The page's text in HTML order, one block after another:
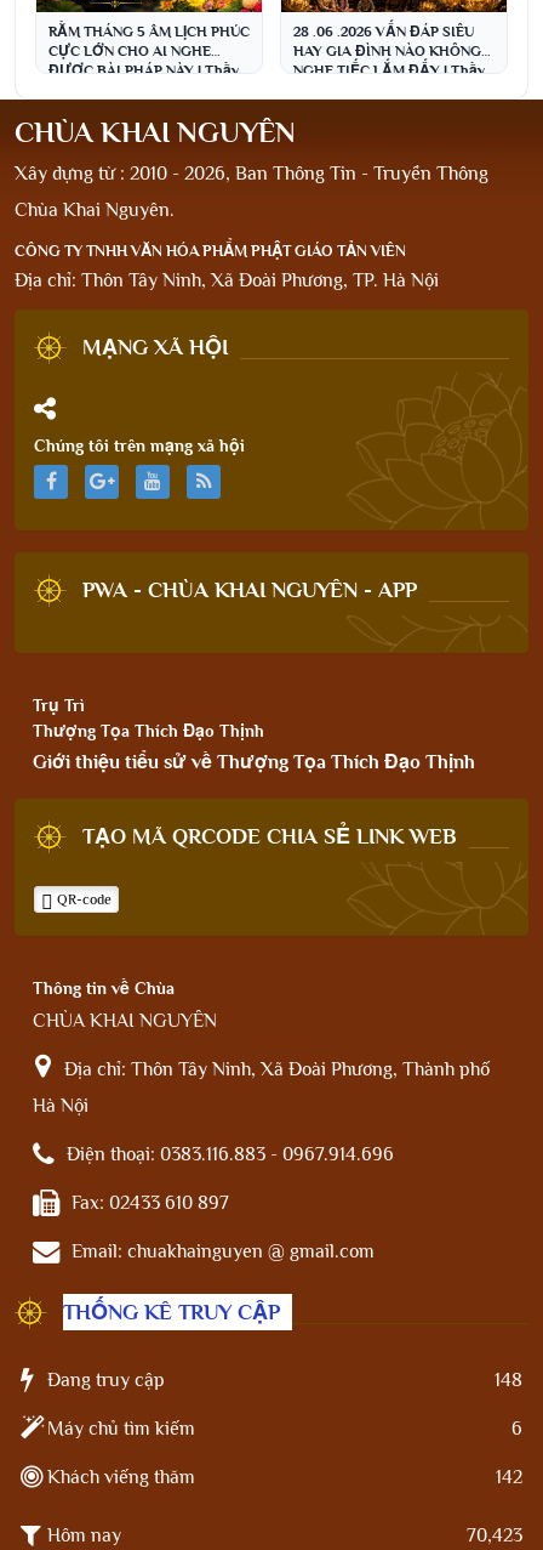
RẰM THÁNG 5 ÂM LỊCH PHÚC
CỰC LỚN CHO AI NGHE
ĐƯỢC BÀI PHÁP NÀY | Thầy
28 .06 .2026 VẤN ĐÁP SIÊU
HAY GIA ĐÌNH NÀO KHÔNG
NGHE TIẾC LẮM ĐẤY | Thầy
CHÙA KHAI NGUYÊN
Xây dựng từ : 2010 - 2026, Ban Thông Tin - Truyền Thông
Chùa Khai Nguyên.
CÔNG TY TNHH VĂN HÓA PHẨM PHẬT GIÁO TẢN VIÊN
Địa chỉ: Thôn Tây Ninh, Xã Đoài Phương, TP. Hà Nội
MẠNG XÃ HỘI
Chúng tôi trên mạng xã hội
PWA - CHÙA KHAI NGUYÊN - APP
Trụ Trì
Thượng Tọa Thích Đạo Thịnh
Giới thiệu tiểu sử về Thượng Tọa Thích Đạo Thịnh
TẠO MÃ QRCODE CHIA SẺ LINK WEB
QR-code
Thông tin về Chùa
CHÙA KHAI NGUYÊN
Địa chỉ: Thôn Tây Ninh, Xã Đoài Phương, Thành phố
Hà Nội
Điện thoại: 0383.116.883 - 0967.914.696
Fax: 02433 610 897
Email: chuakhainguyen @ gmail.com
THỐNG KÊ TRUY CẬP
Đang truy cập 148
Máy chủ tìm kiếm 6
Khách viếng thăm 142
Hôm nay 70,423